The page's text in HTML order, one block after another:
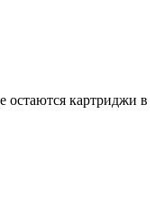
остаются картриджи в